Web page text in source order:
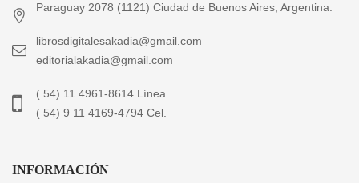
Paraguay 2078 (1121) Ciudad de Buenos Aires, Argentina.
librosdigitalesakadia@gmail.com
editorialakadia@gmail.com
( 54) 11 4961-8614 Línea
( 54) 9 11 4169-4794 Cel.
INFORMACIÓN